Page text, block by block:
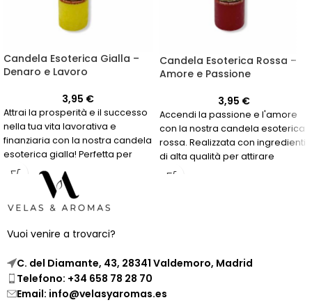
Candela Esoterica Gialla –
Denaro e Lavoro
3,95 €
Attrai la prosperità e il successo
nella tua vita lavorativa e
finanziaria con la nostra candela
esoterica gialla! Perfetta per
coloro che cercano energie
positive per il denaro e il lavoro.
Candela Esoterica Rossa –
Amore e Passione
3,95 €
Accendi la passione e l'amore
con la nostra candela esoterica
rossa. Realizzata con ingredienti
di alta qualità per attirare
energie positive nelle tue
Vuoi venire a trovarci?
C. del Diamante, 43, 28341 Valdemoro, Madrid
Telefono: +34 658 78 28 70
Email: info@velasyaromas.es